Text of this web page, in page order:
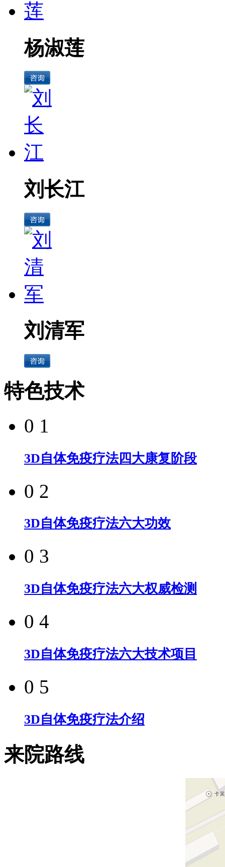
杨淑莲
刘长江
刘清军
特色技术
0 1
3D自体免疫疗法四大康复阶段
0 2
3D自体免疫疗法六大功效
0 3
3D自体免疫疗法六大权威检测
0 4
3D自体免疫疗法六大技术项目
0 5
3D自体免疫疗法介绍
来院路线